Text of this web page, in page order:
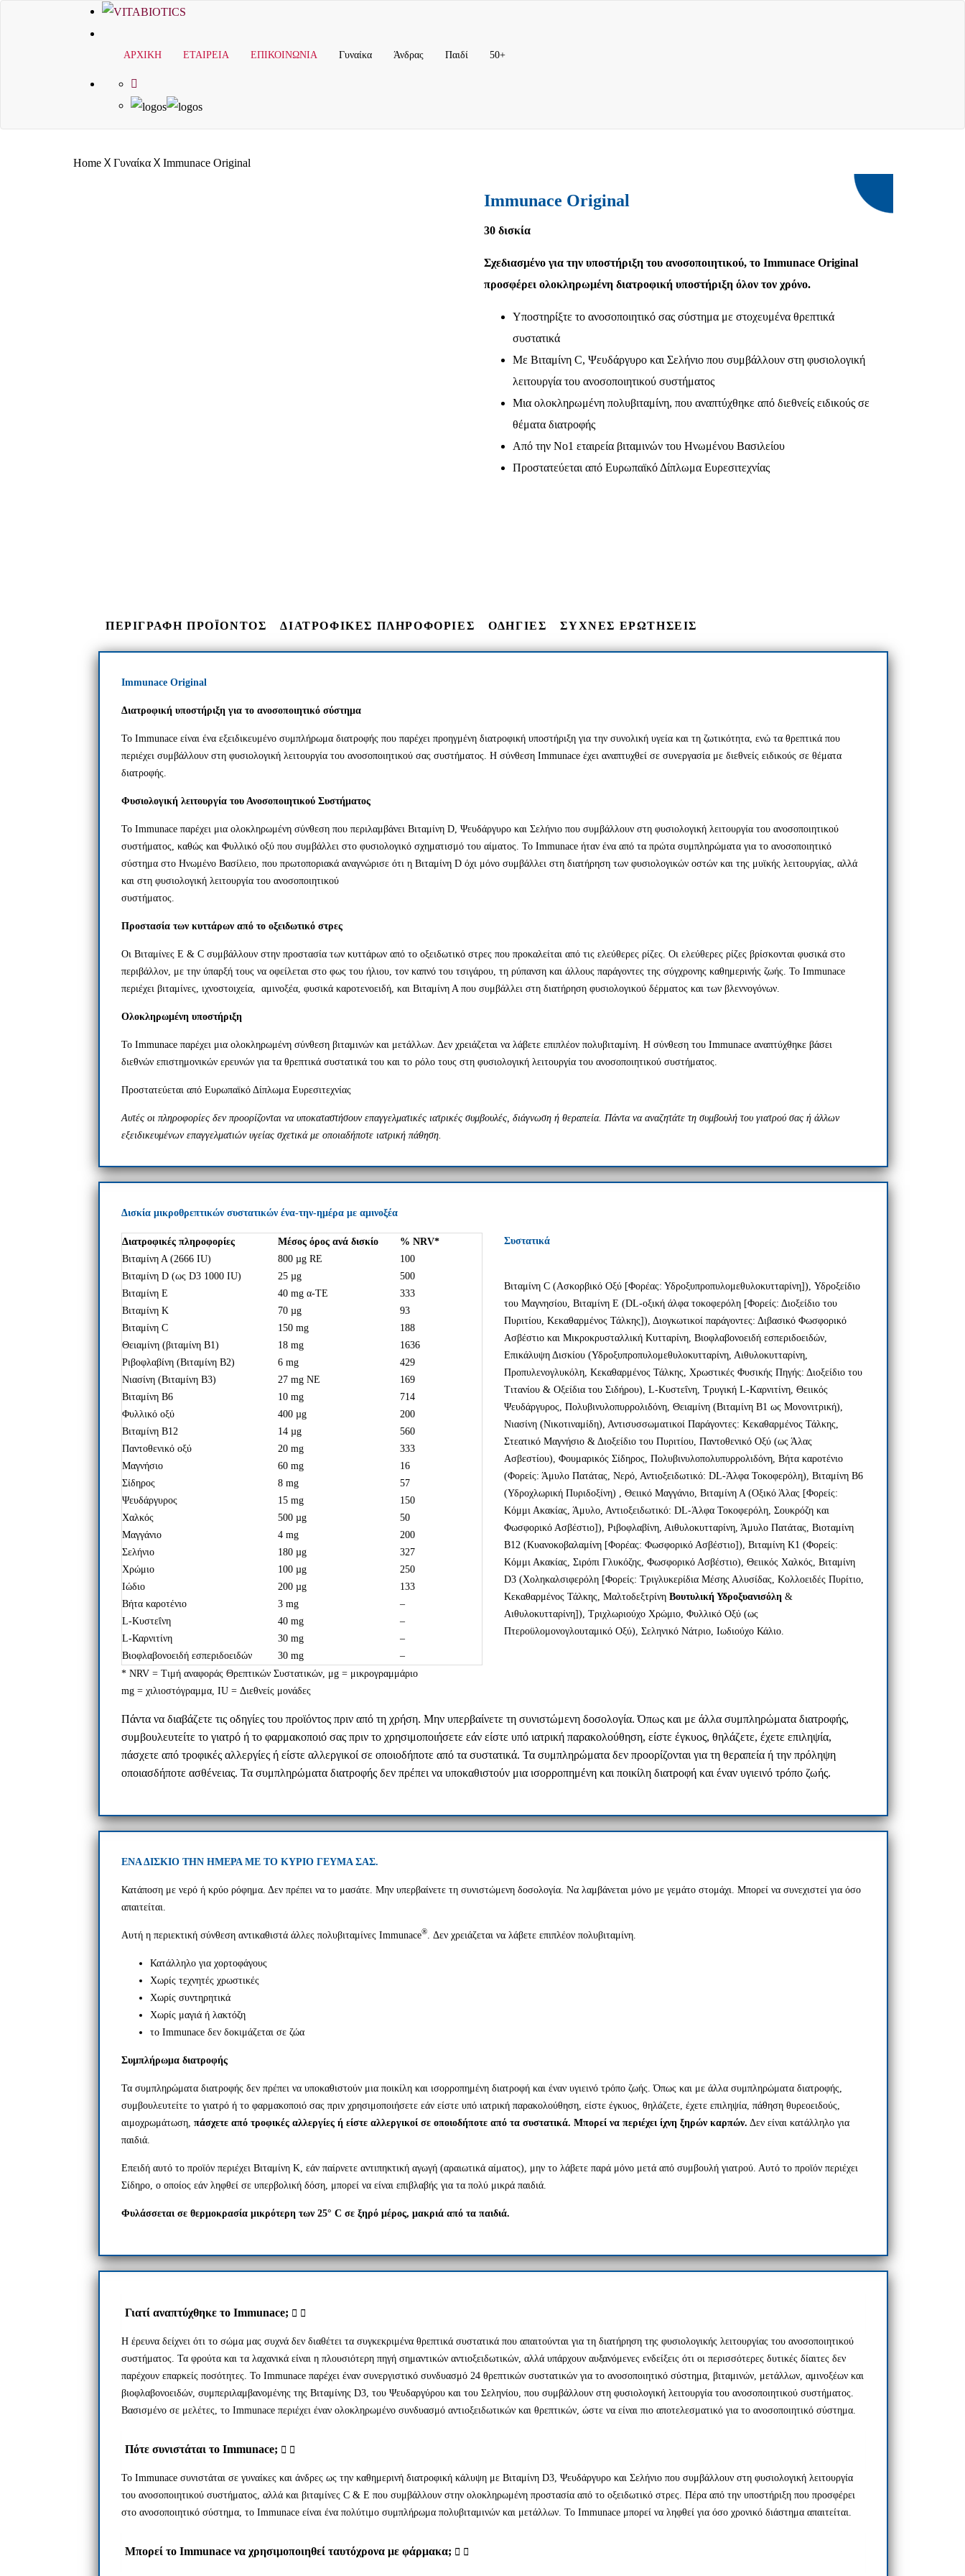
ΑΡΧΙΚΗ ΕΤΑΙΡΕΙΑ ΕΠΙΚΟΙΝΩΝΙΑ Γυναίκα Άνδρας Παιδί 50+
Home X Γυναίκα X Immunace Original
Immunace Original
30 δισκία
Σχεδιασμένο για την υποστήριξη του ανοσοποιητικού, το Immunace Original
προσφέρει ολοκληρωμένη διατροφική υποστήριξη όλον τον χρόνο.
Υποστηρίξτε το ανοσοποιητικό σας σύστημα με στοχευμένα θρεπτικά
συστατικά
Με Βιταμίνη C, Ψευδάργυρο και Σελήνιο που συμβάλλουν στη φυσιολογική
λειτουργία του ανοσοποιητικού συστήματος
Μια ολοκληρωμένη πολυβιταμίνη, που αναπτύχθηκε από διεθνείς ειδικούς σε
θέματα διατροφής
Από την Νο1 εταιρεία βιταμινών του Ηνωμένου Βασιλείου
Προστατεύεται από Ευρωπαϊκό Δίπλωμα Ευρεσιτεχνίας
ΠΕΡΙΓΡΑΦΗ ΠΡΟΪΟΝΤΟΣ ΔΙΑΤΡΟΦΙΚΕΣ ΠΛΗΡΟΦΟΡΙΕΣ ΟΔΗΓΙΕΣ ΣΥΧΝΕΣ ΕΡΩΤΗΣΕΙΣ
Immunace Original
Διατροφική υποστήριξη για το ανοσοποιητικό σύστημα
Το Immunace είναι ένα εξειδικευμένο συμπλήρωμα διατροφής που παρέχει προηγμένη διατροφική υποστήριξη για την συνολική υγεία και τη ζωτικότητα, ενώ τα θρεπτικά που
περιέχει συμβάλλουν στη φυσιολογική λειτουργία του ανοσοποιητικού σας συστήματος. Η σύνθεση Immunace έχει αναπτυχθεί σε συνεργασία με διεθνείς ειδικούς σε θέματα
διατροφής.
Φυσιολογική λειτουργία του Ανοσοποιητικού Συστήματος
Το Immunace παρέχει μια ολοκληρωμένη σύνθεση που περιλαμβάνει Βιταμίνη D, Ψευδάργυρο και Σελήνιο που συμβάλλουν στη φυσιολογική λειτουργία του ανοσοποιητικού
συστήματος, καθώς και Φυλλικό οξύ που συμβάλλει στο φυσιολογικό σχηματισμό του αίματος. Το Immunace ήταν ένα από τα πρώτα συμπληρώματα για το ανοσοποιητικό
σύστημα στο Ηνωμένο Βασίλειο, που πρωτοποριακά αναγνώρισε ότι η Βιταμίνη D όχι μόνο συμβάλλει στη διατήρηση των φυσιολογικών οστών και της μυϊκής λειτουργίας, αλλά
και στη φυσιολογική λειτουργία του ανοσοποιητικού
συστήματος.
Προστασία των κυττάρων από το οξειδωτικό στρες
Οι Βιταμίνες E & C συμβάλλουν στην προστασία των κυττάρων από το οξειδωτικό στρες που προκαλείται από τις ελεύθερες ρίζες. Οι ελεύθερες ρίζες βρίσκονται φυσικά στο
περιβάλλον, με την ύπαρξή τους να οφείλεται στο φως του ήλιου, τον καπνό του τσιγάρου, τη ρύπανση και άλλους παράγοντες της σύγχρονης καθημερινής ζωής. Το Immunace
περιέχει βιταμίνες, ιχνοστοιχεία, αμινοξέα φυσικά καροτενοειδή, και Βιταμίνη Α που συμβάλλει στη διατήρηση φυσιολογικού δέρματος και των βλεννογόνων.
Ολοκληρωμένη υποστήριξη
Το Immunace παρέχει μια ολοκληρωμένη σύνθεση βιταμινών και μετάλλων. Δεν χρειάζεται να λάβετε επιπλέον πολυβιταμίνη. Η σύνθεση του Immunace αναπτύχθηκε βάσει
διεθνών επιστημονικών ερευνών για τα θρεπτικά συστατικά του και το ρόλο τους στη φυσιολογική λειτουργία του ανοσοποιητικού συστήματος.
Προστατεύεται από Ευρωπαϊκό Δίπλωμα Ευρεσιτεχνίας
Αυτές οι πληροφορίες δεν προορίζονται να υποκαταστήσουν επαγγελματικές ιατρικές συμβουλές, διάγνωση ή θεραπεία. Πάντα να αναζητάτε τη συμβουλή του γιατρού σας ή άλλων
εξειδικευμένων επαγγελματιών υγείας σχετικά με οποιαδήποτε ιατρική πάθηση.
Δισκία μικροθρεπτικών συστατικών ένα-την-ημέρα με αμινοξέα
Διατροφικές πληροφορίες Μέσος όρος ανά δισκίο
% NRV*
Βιταμίνη Α (2666 IU)
800 µg RE
100
Βιταμίνη D (ως D3 1000 IU)
25 µg
500
Βιταμίνη Ε
40 mg α-TE
333
Βιταμίνη Κ
70 µg
93
Βιταμίνη C
150 mg
188
Θειαμίνη (βιταμίνη Β1)
18 mg
1636
Ριβοφλαβίνη (Βιταμίνη Β2)
6 mg
429
Νιασίνη (Βιταμίνη Β3)
27 mg NE
169
Βιταμίνη Β6
10 mg
714
Φυλλικό οξύ
400 µg
200
Βιταμίνη Β12
14 µg
560
Παντοθενικό οξύ
20 mg
333
Μαγνήσιο
60 mg
16
Σίδηρος
8 mg
57
Ψευδάργυρος
15 mg
150
Χαλκός
500 µg
50
Μαγγάνιο
4 mg
200
Σελήνιο
180 µg
327
Χρώμιο
100 µg
250
Ιώδιο
200 µg
133
Βήτα καροτένιο
3 mg
–
L-Κυστεΐνη
40 mg
–
L-Καρνιτίνη
30 mg
–
Βιοφλαβονοειδή εσπεριδοειδών
30 mg
–
* NRV = Τιμή αναφοράς Θρεπτικών Συστατικών, μg = μικρογραμμάριο
mg = χιλιοστόγραμμα, IU = Διεθνείς μονάδες
Συστατικά
Βιταμίνη C (Ασκορβικό Οξύ [Φορέας: Υδροξυπροπυλομεθυλοκυτταρίνη]), Υδροξείδιο
του Μαγνησίου, Βιταμίνη Ε (DL-οξική άλφα τοκοφερόλη [Φορείς: Διοξείδιο του
Πυριτίου, Κεκαθαρμένος Τάλκης]), Διογκωτικοί παράγοντες: Διβασικό Φωσφορικό
Ασβέστιο και Μικροκρυσταλλική Κυτταρίνη, Βιοφλαβονοειδή εσπεριδοειδών,
Επικάλυψη Δισκίου (Υδροξυπροπυλομεθυλοκυτταρίνη, Αιθυλοκυτταρίνη,
Προπυλενογλυκόλη, Κεκαθαρμένος Τάλκης, Χρωστικές Φυσικής Πηγής: Διοξείδιο του
Τιτανίου & Οξείδια του Σιδήρου), L-Κυστεΐνη, Τρυγική L-Kαρνιτίνη, Θειικός
Ψευδάργυρος, Πολυβινυλοπυρρολιδόνη, Θειαμίνη (Βιταμίνη Β1 ως Μονονιτρική),
Νιασίνη (Νικοτιναμίδη), Αντισυσσωματικοί Παράγοντες: Κεκαθαρμένος Τάλκης,
Στεατικό Μαγνήσιο & Διοξείδιο του Πυριτίου, Παντοθενικό Οξύ (ως Άλας
Ασβεστίου), Φουμαρικός Σίδηρος, Πολυβινυλοπολυπυρρολιδόνη, Βήτα καροτένιο
(Φορείς: Άμυλο Πατάτας, Νερό, Αντιοξειδωτικό: DL-Άλφα Τοκοφερόλη), Βιταμίνη Β6
(Υδροχλωρική Πυριδοξίνη) , Θειικό Μαγγάνιο, Βιταμίνη Α (Οξικό Άλας [Φορείς:
Κόμμι Ακακίας, Άμυλο, Αντιοξειδωτικό: DL-Άλφα Τοκοφερόλη, Σουκρόζη και
Φωσφορικό Ασβέστιο]), Ριβοφλαβίνη, Αιθυλοκυτταρίνη, Άμυλο Πατάτας, Βιοταμίνη
Β12 (Κυανοκοβαλαμίνη [Φορέας: Φωσφορικό Ασβέστιο]), Βιταμίνη Κ1 (Φορείς:
Κόμμι Ακακίας, Σιρόπι Γλυκόζης, Φωσφορικό Ασβέστιο), Θειικός Χαλκός, Βιταμίνη
D3 (Χοληκαλσιφερόλη [Φορείς: Τριγλυκερίδια Μέσης Αλυσίδας, Κολλοειδές Πυρίτιο,
Κεκαθαρμένος Τάλκης, Μαλτοδεξτρίνη Βουτυλική Υδροξυανισόλη &
Αιθυλοκυτταρίνη]), Τριχλωριούχο Χρώμιο, Φυλλικό Οξύ (ως
Πτεροϋλομονογλουταμικό Οξύ), Σεληνικό Νάτριο, Ιωδιούχο Κάλιο.
Πάντα να διαβάζετε τις οδηγίες του προϊόντος πριν από τη χρήση. Μην υπερβαίνετε τη συνιστώμενη δοσολογία. Όπως και με άλλα συμπληρώματα διατροφής,
συμβουλευτείτε το γιατρό ή το φαρμακοποιό σας πριν το χρησιμοποιήσετε εάν είστε υπό ιατρική παρακολούθηση, είστε έγκυος, θηλάζετε, έχετε επιληψία,
πάσχετε από τροφικές αλλεργίες ή είστε αλλεργικοί σε οποιοδήποτε από τα συστατικά. Τα συμπληρώματα δεν προορίζονται για τη θεραπεία ή την πρόληψη
οποιασδήποτε ασθένειας. Τα συμπληρώματα διατροφής δεν πρέπει να υποκαθιστούν μια ισορροπημένη και ποικίλη διατροφή και έναν υγιεινό τρόπο ζωής.
ΕΝΑ ΔΙΣΚΙΟ ΤΗΝ ΗΜΕΡΑ ΜΕ ΤΟ ΚΥΡΙΟ ΓΕΥΜΑ ΣΑΣ.
Κατάποση με νερό ή κρύο ρόφημα. Δεν πρέπει να το μασάτε. Μην υπερβαίνετε τη συνιστώμενη δοσολογία. Να λαμβάνεται μόνο με γεμάτο στομάχι. Μπορεί να συνεχιστεί για όσο
απαιτείται.
Αυτή η περιεκτική σύνθεση αντικαθιστά άλλες πολυβιταμίνες Immunace® . Δεν χρειάζεται να λάβετε επιπλέον πολυβιταμίνη.
Κατάλληλο για χορτοφάγους
Χωρίς τεχνητές χρωστικές
Χωρίς συντηρητικά
Χωρίς μαγιά ή λακτόζη
το Immunace δεν δοκιμάζεται σε ζώα
Συμπλήρωμα διατροφής
Τα συμπληρώματα διατροφής δεν πρέπει να υποκαθιστούν μια ποικίλη και ισορροπημένη διατροφή και έναν υγιεινό τρόπο ζωής. Όπως και με άλλα συμπληρώματα διατροφής,
συμβουλευτείτε το γιατρό ή το φαρμακοποιό σας πριν χρησιμοποιήσετε εάν είστε υπό ιατρική παρακολούθηση, είστε έγκυος, θηλάζετε, έχετε επιληψία, πάθηση θυρεοειδούς,
αιμοχρωμάτωση, πάσχετε από τροφικές αλλεργίες ή είστε αλλεργικοί σε οποιοδήποτε από τα συστατικά. Μπορεί να περιέχει ίχνη ξηρών καρπών. Δεν είναι κατάλληλο για
παιδιά.
Επειδή αυτό το προϊόν περιέχει Βιταμίνη Κ, εάν παίρνετε αντιπηκτική αγωγή (αραιωτικά αίματος), μην το λάβετε παρά μόνο μετά από συμβουλή γιατρού. Αυτό το προϊόν περιέχει
Σίδηρο, ο οποίος εάν ληφθεί σε υπερβολική δόση, μπορεί να είναι επιβλαβής για τα πολύ μικρά παιδιά.
Φυλάσσεται σε θερμοκρασία μικρότερη των 25° C σε ξηρό μέρος, μακριά από τα παιδιά.
Γιατί αναπτύχθηκε το Immunace;
Η έρευνα δείχνει ότι το σώμα μας συχνά δεν διαθέτει τα συγκεκριμένα θρεπτικά συστατικά που απαιτούνται για τη διατήρηση της φυσιολογικής λειτουργίας του ανοσοποιητικού
συστήματος. Τα φρούτα και τα λαχανικά είναι η πλουσιότερη πηγή σημαντικών αντιοξειδωτικών, αλλά υπάρχουν αυξανόμενες ενδείξεις ότι οι περισσότερες δυτικές δίαιτες δεν
παρέχουν επαρκείς ποσότητες. Το Immunace παρέχει έναν συνεργιστικό συνδυασμό 24 θρεπτικών συστατικών για το ανοσοποιητικό σύστημα, βιταμινών, μετάλλων, αμινοξέων και
βιοφλαβονοειδών, συμπεριλαμβανομένης της Βιταμίνης D3, του Ψευδαργύρου και του Σεληνίου, που συμβάλλουν στη φυσιολογική λειτουργία του ανοσοποιητικού συστήματος.
Βασισμένο σε μελέτες, το Immunace περιέχει έναν ολοκληρωμένο συνδυασμό αντιοξειδωτικών και θρεπτικών, ώστε να είναι πιο αποτελεσματικό για το ανοσοποιητικό σύστημα.
Πότε συνιστάται το Immunace;
Το Immunace συνιστάται σε γυναίκες και άνδρες ως την καθημερινή διατροφική κάλυψη με Βιταμίνη D3, Ψευδάργυρο και Σελήνιο που συμβάλλουν στη φυσιολογική λειτουργία
του ανοσοποιητικού συστήματος, αλλά και βιταμίνες C & E που συμβάλλουν στην ολοκληρωμένη προστασία από το οξειδωτικό στρες. Πέρα από την υποστήριξη που προσφέρει
στο ανοσοποιητικό σύστημα, το Immunace είναι ένα πολύτιμο συμπλήρωμα πολυβιταμινών και μετάλλων. Το Immunace μπορεί να ληφθεί για όσο χρονικό διάστημα απαιτείται.
Μπορεί το Immunace να χρησιμοποιηθεί ταυτόχρονα με φάρμακα;